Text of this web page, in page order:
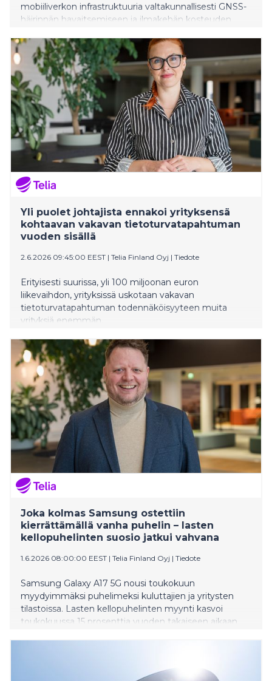
mobiiliverkon infrastruktuuria valtakunnallisesti GNSS-
häirinnän havaitsemiseen ja ilmakehän kosteuden
esitelty Nato Innovation Range Finland 2026 -
testaustapahtumassa.
Yli puolet johtajista ennakoi yrityksensä
kohtaavan vakavan tietoturvatapahtuman
vuoden sisällä
2.6.2026 09:45:00 EEST | Telia Finland Oyj | Tiedote
Erityisesti suurissa, yli 100 miljoonan euron
liikevaihdon, yrityksissä uskotaan vakavan
tietoturvatapahtuman todennäköisyyteen muita
yrityksiä enemmän.
Joka kolmas Samsung ostettiin
kierrättämällä vanha puhelin – lasten
kellopuhelinten suosio jatkui vahvana
1.6.2026 08:00:00 EEST | Telia Finland Oyj | Tiedote
Samsung Galaxy A17 5G nousi toukokuun
myydyimmäksi puhelimeksi kuluttajien ja yritysten
tilastoissa. Lasten kellopuhelinten myynti kasvoi
toukokuussa 15 prosenttia vuoden takaiseen aikaan